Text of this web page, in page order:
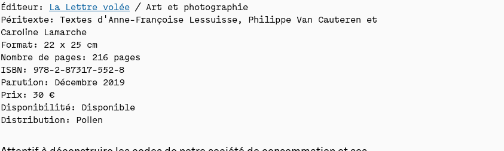
Éditeur:
La Lettre volée / Art et photographie
Péritexte: Textes d'Anne-Françoise Lessuisse, Philippe Van Cauteren et
Caroline Lamarche
Format: 22 x 25 cm
Nombre de pages: 216 pages
ISBN: 978-2-87317-552-8
Parution: Décembre 2019
Prix: 30 €
Disponibilité:
Disponible
Distribution: Pollen